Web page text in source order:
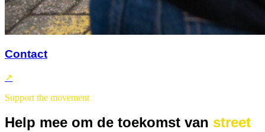
Contact
↗
Support the movement
Help mee om de toekomst van street